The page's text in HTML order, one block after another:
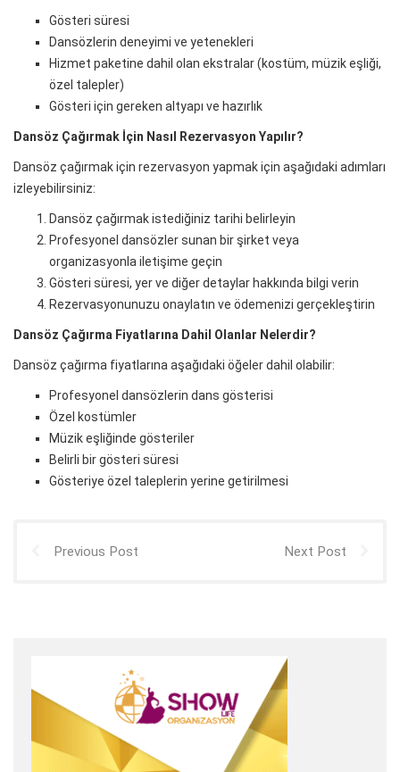
Gösteri süresi
Dansözlerin deneyimi ve yetenekleri
Hizmet paketine dahil olan ekstralar (kostüm, müzik eşliği,
özel talepler)
Gösteri için gereken altyapı ve hazırlık
Dansöz Çağırmak İçin Nasıl Rezervasyon Yapılır?
Dansöz çağırmak için rezervasyon yapmak için aşağıdaki adımları
izleyebilirsiniz:
Dansöz çağırmak istediğiniz tarihi belirleyin
Profesyonel dansözler sunan bir şirket veya
organizasyonla iletişime geçin
Gösteri süresi, yer ve diğer detaylar hakkında bilgi verin
Rezervasyonunuzu onaylatın ve ödemenizi gerçekleştirin
Dansöz Çağırma Fiyatlarına Dahil Olanlar Nelerdir?
Dansöz çağırma fiyatlarına aşağıdaki öğeler dahil olabilir:
Profesyonel dansözlerin dans gösterisi
Özel kostümler
Müzik eşliğinde gösteriler
Belirli bir gösteri süresi
Gösteriye özel taleplerin yerine getirilmesi
Previous Post Next Post